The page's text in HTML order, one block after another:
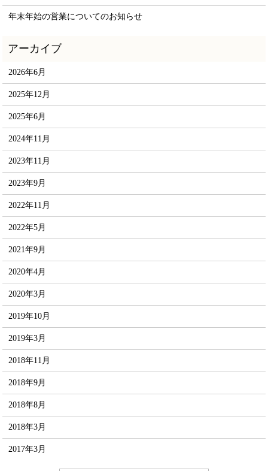
年末年始の営業についてのお知らせ
2026年6月
2025年12月
2025年6月
2024年11月
2023年11月
2023年9月
2022年11月
2022年5月
2021年9月
2020年4月
2020年3月
2019年10月
2019年3月
2018年11月
2018年9月
2018年8月
2018年3月
2017年3月